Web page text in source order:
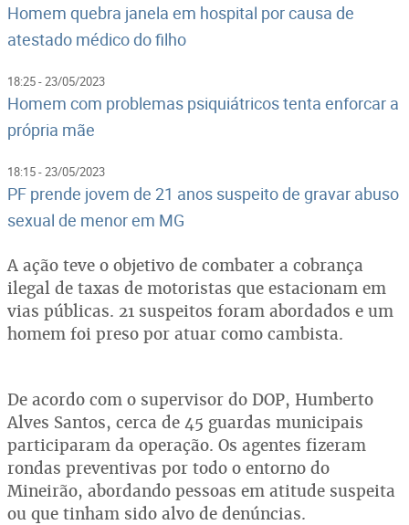
Homem quebra janela em hospital por causa de
atestado médico do filho
18:25 - 23/05/2023
Homem com problemas psiquiátricos tenta enforcar a
própria mãe
18:15 - 23/05/2023
PF prende jovem de 21 anos suspeito de gravar abuso
sexual de menor em MG
A ação teve o objetivo de combater a cobrança
ilegal de taxas de motoristas que estacionam em
vias públicas. 21 suspeitos foram abordados e um
homem foi preso por atuar como cambista.
De acordo com o supervisor do DOP, Humberto
Alves Santos, cerca de 45 guardas municipais
participaram da operação. Os agentes fizeram
rondas preventivas por todo o entorno do
Mineirão, abordando pessoas em atitude suspeita
ou que tinham sido alvo de denúncias.